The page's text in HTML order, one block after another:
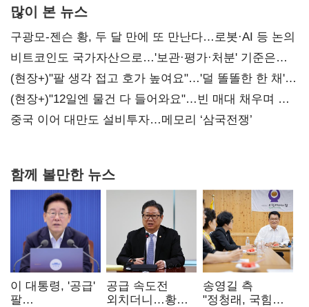
많이 본 뉴스
구광모-젠슨 황, 두 달 만에 또 만난다…로봇·AI 등 논의
비트코인도 국가자산으로…'보관·평가·처분' 기준은
숙제
(현장+)"팔 생각 접고 호가 높여요"…'덜 똘똘한 한 채'
20억 키맞추기
(현장+)"12일엔 물건 다 들어와요"…빈 매대 채우며 문
연 홈플러스
중국 이어 대만도 설비투자…메모리 ‘삼국전쟁’
함께 볼만한 뉴스
이 대통령, '공급'
팔
공급 속도전
외치더니…황희,
송영길 측
"정청래, 국힘